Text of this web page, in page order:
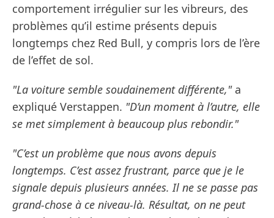
comportement irrégulier sur les vibreurs, des
problèmes qu’il estime présents depuis
longtemps chez Red Bull, y compris lors de l’ère
de l’effet de sol.
"La voiture semble soudainement différente,"a
expliqué Verstappen. "D’un moment à l’autre, elle
se met simplement à beaucoup plus rebondir."
"C’est un problème que nous avons depuis
longtemps. C’est assez frustrant, parce que je le
signale depuis plusieurs années. Il ne se passe pas
grand-chose à ce niveau-là. Résultat, on ne peut